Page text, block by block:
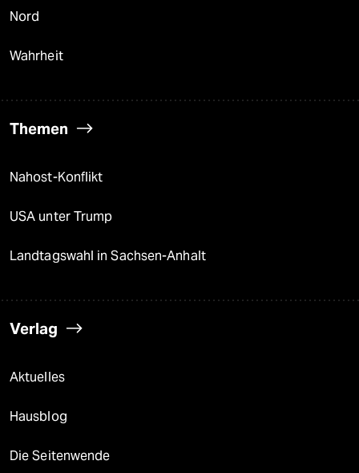
Nord
Wahrheit
Themen
Nahost-Konflikt
USA unter Trump
Landtagswahl in Sachsen-Anhalt
Verlag
Aktuelles
Hausblog
Die Seitenwende